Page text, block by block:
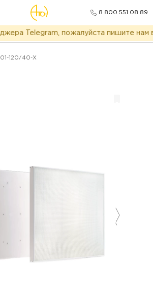
8 800 551 08 89
Telegram, пожалуйста пишите нам в
120/40-Х